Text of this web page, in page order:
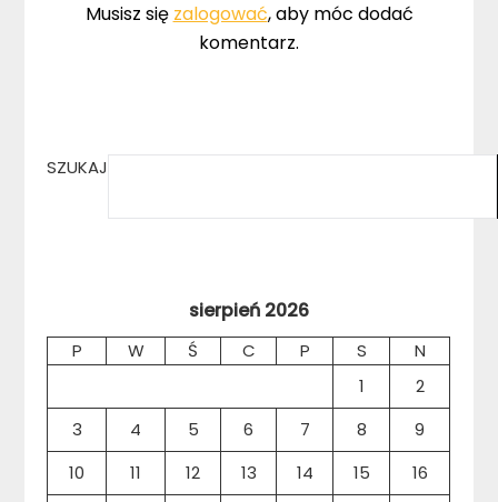
Musisz się zalogować, aby móc dodać
komentarz.
SZUKAJ
sierpień 2026
P W Ś C P S
N
1
2
3
4 5 6 7 8
9
10
11 12 13 14 15
16